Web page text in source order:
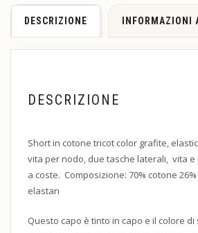
DESCRIZIONE INFORMAZIONI
DESCRIZIONE
Short in cotone tricot color grafite,
vita per nodo, due tasche laterali, vita
a coste. Composizione: 70% cotone
elastan
Questo capo è tinto in capo e il colore